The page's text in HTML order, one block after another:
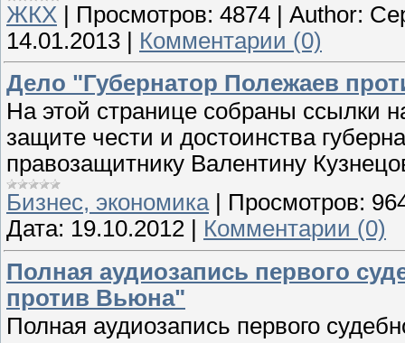
ЖКХ | Просмотров: 4874 | Author:
14.01.2013 | Комментарии (0)
Дело "Губернатор Полежаев
На этой странице собраны ссылки
защите чести и достоинства
правозащитнику Валентину
Бизнес, экономика| Просмотров:
Дата: 19.10.2012
Комментарии (0)
Полная аудиозапись первого
против Вьюна"
Полная аудиозапись первого